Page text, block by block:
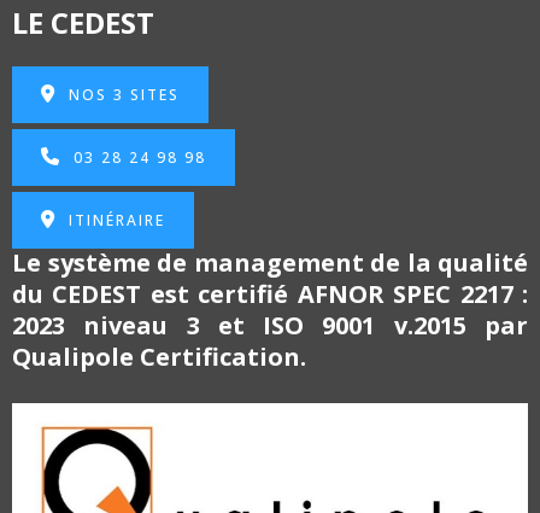
LE CEDEST
NOS 3 SITES
03 28 24 98 98
ITINÉRAIRE
Le système de management de la qualité
du CEDEST est certifié AFNOR SPEC 2217 :
2023 niveau 3 et ISO 9001 v.2015 par
Qualipole Certification.